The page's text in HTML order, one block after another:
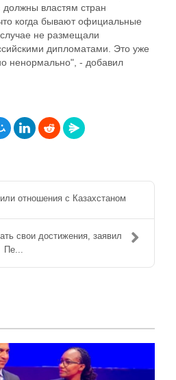
должны властям стран
когда бывают официальные
не размещали
дипломатами. Это уже
ненормально", - добавил
отношения с Казахстаном
свои достижения, заявил
Пе...